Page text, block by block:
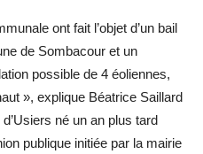
ont fait l’objet d’un bail
de Sombacour et un
possible de 4 éoliennes,
», explique Béatrice Saillard
né un an plus tard
publique initiée par la mairie